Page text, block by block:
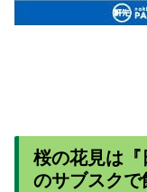
桜の花見は
のサブスクで